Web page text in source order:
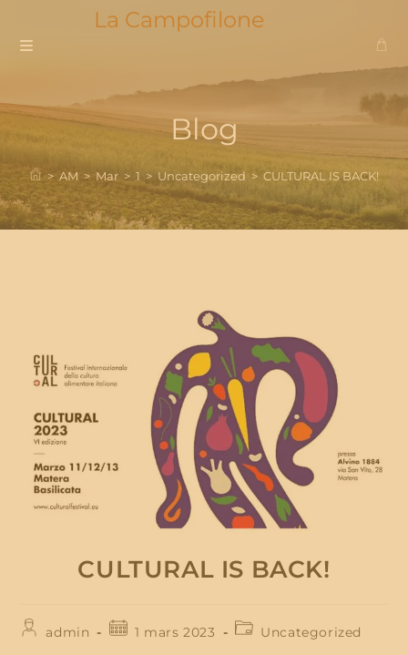
content
La Campofilone
Blog
> AM > Mar > 1 > Uncategorized > CULTURAL IS BACK!
CULTURAL IS BACK!
Auteur/autrice
admin
Publication
1 mars 2023
PostUncategorized